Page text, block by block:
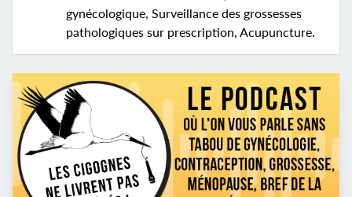
gynécologique, Surveillance des grossesses
pathologiques sur prescription, Acupuncture.